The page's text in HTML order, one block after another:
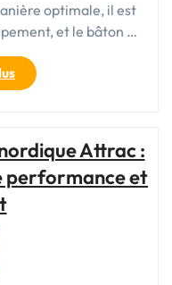
optimale, il est
et le bâton …
« Choisir
le
de
marche
attrac
Attrac :
performance et